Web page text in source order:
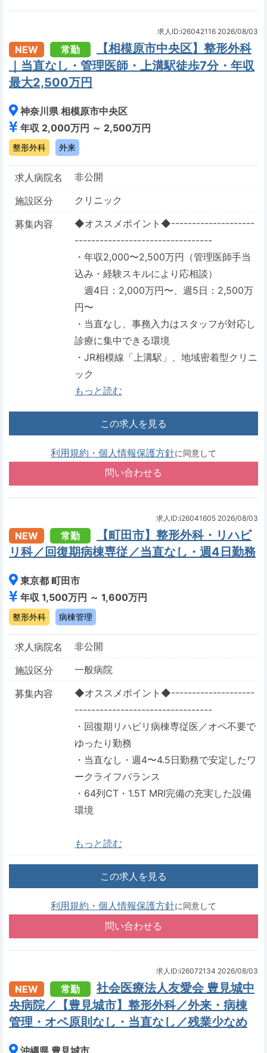
求人ID:i26042116 2026/08/03
NEW 常勤
【相模原市中央区】整形外科
｜当直なし・管理医師・上溝駅徒歩7分・年収
最大2,500万円
神奈川県 相模原市中央区
年収 2,000万円 ～ 2,500万円
整形外科 外来
求人病院名
非公開
施設区分
クリニック
募集内容
◆オススメポイント◆--------------------
---------------------------------
・年収2,000〜2,500万円（管理医師手当
込み・経験スキルにより応相談）
週4日：2,000万円〜、週5日：2,500万
円〜
・当直なし、事務入力はスタッフが対応し
診療に集中できる環境
・JR相模線「上溝駅」、地域密着型クリニ
ック
もっと読む
この求人を見る
利用規約・個人情報保護方針に同意して
求人ID:i26041605 2026/08/03
NEW 常勤
【町田市】整形外科・リハビ
リ科／回復期病棟専従／当直なし・週4日勤務
東京都 町田市
年収 1,500万円 ～ 1,600万円
整形外科 病棟管理
求人病院名
非公開
施設区分
一般病院
募集内容
◆オススメポイント◆--------------------
---------------------------------
・回復期リハビリ病棟専従医／オペ不要で
ゆったり勤務
・当直なし・週4〜4.5日勤務で安定したワ
ークライフバランス
・64列CT・1.5T MRI完備の充実した設備
環境
もっと読む
この求人を見る
利用規約・個人情報保護方針に同意して
求人ID:i26072134 2026/08/03
NEW 常勤
社会医療法人友愛会 豊見城中
央病院／【豊見城市】整形外科／外来・病棟
管理・オペ原則なし・当直なし／残業少なめ
沖縄県 豊見城市